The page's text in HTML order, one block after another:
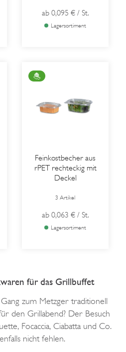
ab 0,095 € / St.
Lagersortiment
Feinkostbecher aus
rPET rechteckig mit
Deckel
3 Artikel
ab 0,063 € / St.
Lagersortiment
für das Grillbuffet
zum Metzger traditionell
den Grillabend? Der Besuch
Focaccia, Ciabatta und Co.
nicht fehlen.